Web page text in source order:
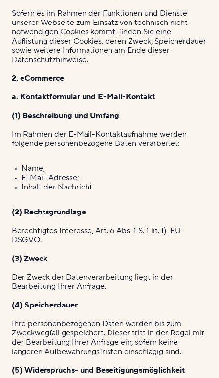
Sofern es im Rahmen der Funktionen und Dienste
unserer Webseite zum Einsatz von technisch nicht-
notwendigen Cookies kommt, finden Sie eine
Auflistung dieser Cookies, deren Zweck, Speicherdauer
sowie weitere Informationen am Ende dieser
Datenschutzhinweise.
2. eCommerce
a. Kontaktformular und E-Mail-Kontakt
(1) Beschreibung und Umfang
Im Rahmen der E-Mail-Kontaktaufnahme werden
folgende personenbezogene Daten verarbeitet:
Name;
E-Mail-Adresse;
Inhalt der Nachricht.
(2) Rechtsgrundlage
Berechtigtes Interesse, Art. 6 Abs. 1 S. 1 lit. f) EU-
DSGVO.
(3) Zweck
Der Zweck der Datenverarbeitung liegt in der
Bearbeitung Ihrer Anfrage.
(4) Speicherdauer
Ihre personenbezogenen Daten werden bis zum
Zweckwegfall gespeichert. Dieser tritt in der Regel mit
der Bearbeitung Ihrer Anfrage ein, sofern keine
längeren Aufbewahrungsfristen einschlägig sind.
(5) Widerspruchs- und Beseitigungsmöglichkeit